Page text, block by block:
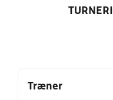
Træner